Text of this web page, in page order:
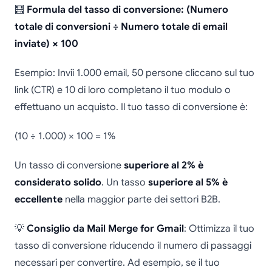
🧮 Formula del tasso di conversione: (Numero
totale di conversioni ÷ Numero totale di email
inviate) × 100
Esempio: Invii 1.000 email, 50 persone cliccano sul tuo
link (CTR) e 10 di loro completano il tuo modulo o
effettuano un acquisto. Il tuo tasso di conversione è:
(10 ÷ 1.000) × 100 = 1%
Un tasso di conversione superiore al 2% è
considerato solido. Un tasso superiore al 5% è
eccellente nella maggior parte dei settori B2B.
💡 Consiglio da Mail Merge for Gmail: Ottimizza il tuo
tasso di conversione riducendo il numero di passaggi
necessari per convertire. Ad esempio, se il tuo